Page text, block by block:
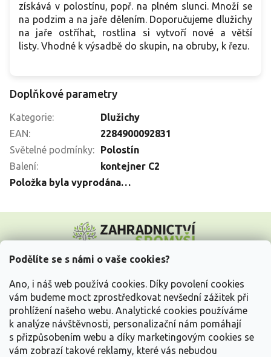
Podělíte se s námi o vaše cookies?
Ano, i náš web používá cookies. Díky povolení cookies
vám budeme moct zprostředkovat nevšední zážitek při
prohlížení našeho webu. Analytické cookies používáme
k analýze návštěvnosti, personalizační nám pomáhají
s přizpůsobením webu a díky marketingovým cookies se
vám zobrazí takové reklamy, které vás nebudou
získává v polostínu, popř. na plném slunci. Množí se
na podzim a na jaře dělením. Doporučujeme dlužichy
na jaře ostříhat, rostlina si vytvoří nové a větší
listy. Vhodné k výsadbě do skupin, na obruby, k řezu.
Doplňkové parametry
Kategorie:
Dlužichy
EAN:
2284900092831
Světelné podmínky:
Polostín
Balení:
kontejner C2
Položka byla vyprodána…
p
Vše o nákupu
Informace pro Vás
Kontakujte nás